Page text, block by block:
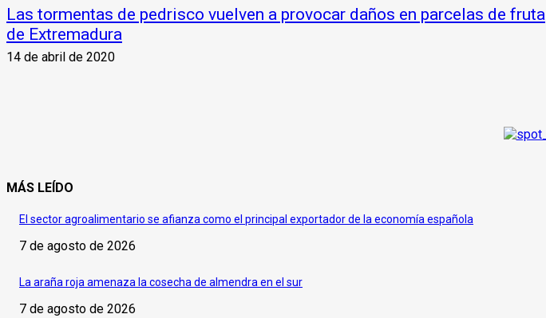
Las tormentas de pedrisco vuelven a provocar daños en parcelas de fruta
de Extremadura
14 de abril de 2020
MÁS LEÍDO
El sector agroalimentario se afianza como el principal exportador de la economía española
7 de agosto de 2026
La araña roja amenaza la cosecha de almendra en el sur
7 de agosto de 2026